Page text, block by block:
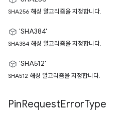
SHA256 해싱 알고리즘을 지정합니다.
'SHA384'
SHA384 해싱 알고리즘을 지정합니다.
'SHA512'
SHA512 해싱 알고리즘을 지정합니다.
PinRequestErrorType